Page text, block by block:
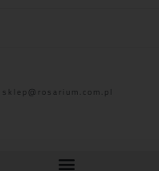
lp.moc.muirasor@pelks